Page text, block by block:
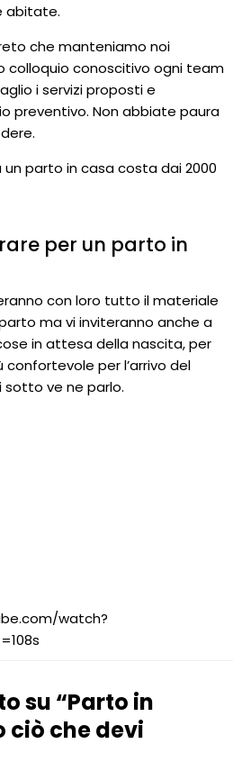
abitate.
che manteniamo noi
colloquio conoscitivo ogni team
i servizi proposti e
preventivo. Non abbiate paura
un parto in casa costa dai 2000
per un parto in
con loro tutto il materiale
ma vi inviteranno anche a
in attesa della nascita, per
confortevole per l’arrivo del
sotto ve ne parlo.
watch?
su “Parto in
ciò che devi